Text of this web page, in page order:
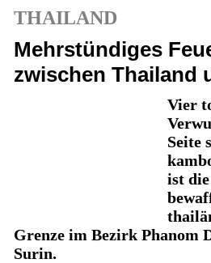
THAILAND
Mehrstündiges
zwischen Thailand
Vier
Seite
ist
Grenze im Bezirk Phanom
Surin.